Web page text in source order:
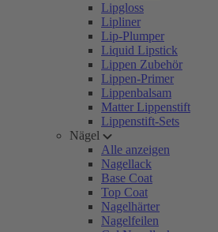
Lipgloss
Lipliner
Lip-Plumper
Liquid Lipstick
Lippen Zubehör
Lippen-Primer
Lippenbalsam
Matter Lippenstift
Lippenstift-Sets
Nägel
Alle anzeigen
Nagellack
Base Coat
Top Coat
Nagelhärter
Nagelfeilen